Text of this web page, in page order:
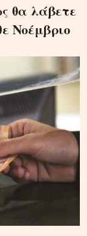
θα λάβετε
Νοέμβριο